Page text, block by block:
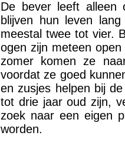
De bever leeft alleen
blijven hun leven
meestal twee tot vier.
ogen zijn meteen
zomer komen ze
voordat ze goed
en zusjes helpen bij
tot drie jaar oud zijn,
zoek naar een eigen
worden.